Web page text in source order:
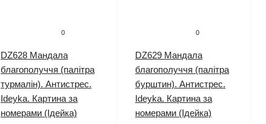
0
DZ628 Мандала
благополуччя (палітра
турмалін). Антистрес.
Ideyka. Картина за
номерами (Ідейка)
0
DZ629 Мандала
благополуччя (палітра
бурштин). Антистрес.
Ideyka. Картина за
номерами (Ідейка)